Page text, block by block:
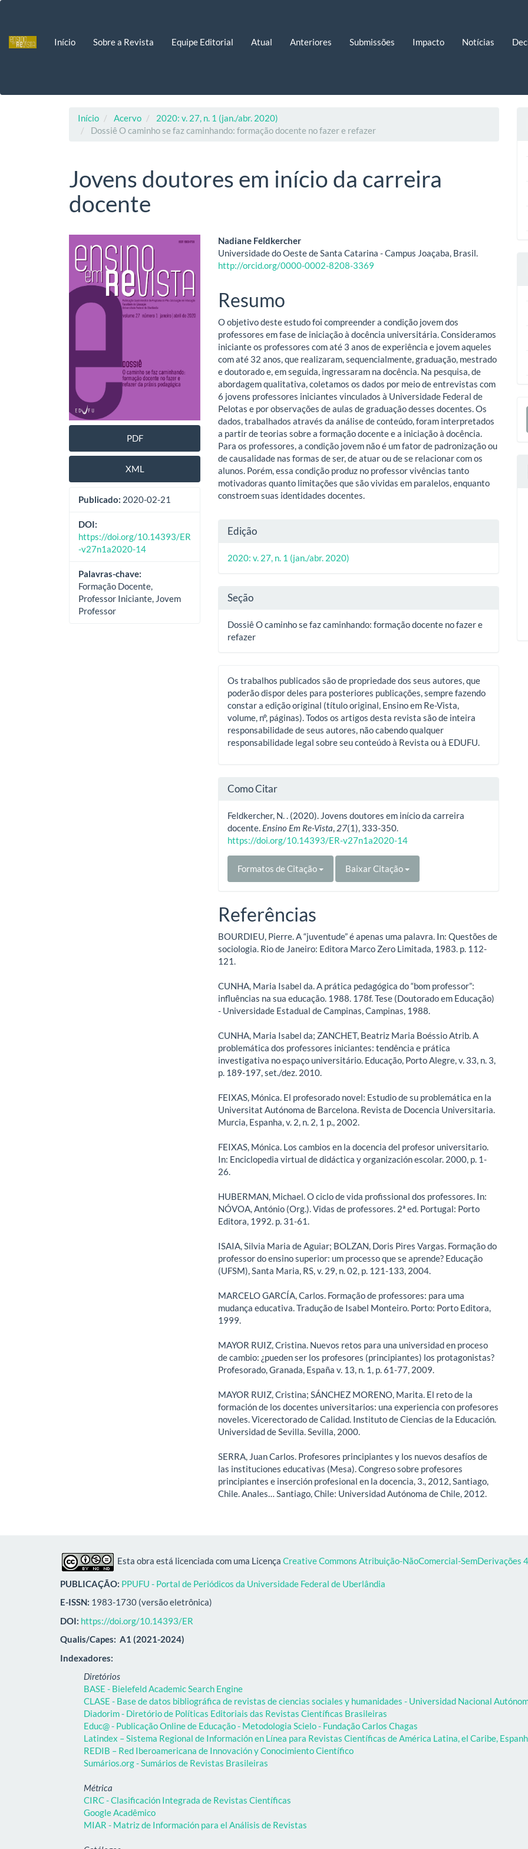
principalInício Sobre a Revista Equipe Editorial Atual Anteriores Submissões Impacto Notícias
Início Acervo
2020: v. 27, n. 1 (jan./abr. 2020)
Dossiê O caminho se faz caminhando: formação docente no fazer e refazer
Jovens doutores em início da carreira
docente
Barra
lateral
de
artigos
PDF
XML
Publicado: 2020-02-21
DOI:
https://doi.org/10.14393/ER
-v27n1a2020-14
Palavras-chave:
Formação Docente,
Professor Iniciante, Jovem
Professor
Conteúdo
do
principal
Nadiane Feldkercher
Universidade do Oeste de Santa Catarina - Campus Joaçaba, Brasil.
http://orcid.org/0000-0002-8208-3369
Resumo
O objetivo deste estudo foi compreender a condição jovem dos
professores em fase de iniciação à docência universitária. Consideramos
iniciante os professores com até 3 anos de experiência e jovem aqueles
com até 32 anos, que realizaram, sequencialmente, graduação, mestrado
e doutorado e, em seguida, ingressaram na docência. Na pesquisa, de
abordagem qualitativa, coletamos os dados por meio de entrevistas com
6 jovens professores iniciantes vinculados à Universidade Federal de
Pelotas e por observações de aulas de graduação desses docentes. Os
dados, trabalhados através da análise de conteúdo, foram interpretados
a partir de teorias sobre a formação docente e a iniciação à docência.
Para os professores, a condição jovem não é um fator de padronização ou
de causalidade nas formas de ser, de atuar ou de se relacionar com os
alunos. Porém, essa condição produz no professor vivências tanto
motivadoras quanto limitações que são vividas em paralelos, enquanto
constroem suas identidades docentes.
Detalhes
do
Edição
2020: v. 27, n. 1 (jan./abr. 2020)
Seção
Dossiê O caminho se faz caminhando: formação docente no fazer e
refazer
Os trabalhos publicados são de propriedade dos seus autores, que
poderão dispor deles para posteriores publicações, sempre fazendo
constar a edição original (título original, Ensino em Re-Vista,
volume, nº, páginas). Todos os artigos desta revista são de inteira
responsabilidade de seus autores, não cabendo qualquer
responsabilidade legal sobre seu conteúdo à Revista ou à EDUFU.
Como Citar
Feldkercher, N. . (2020). Jovens doutores em início da carreira
docente. Ensino Em Re-Vista 27(1), 333-350.
https://doi.org/10.14393/ER-v27n1a2020-14
Formatos de Citação Baixar Citação
Referências
BOURDIEU, Pierre. A “juventude” é apenas uma palavra. In: Questões de
sociologia. Rio de Janeiro: Editora Marco Zero Limitada, 1983. p. 112-
121.
CUNHA, Maria Isabel da. A prática pedagógica do “bom professor”:
influências na sua educação. 1988. 178f. Tese (Doutorado em Educação)
- Universidade Estadual de Campinas, Campinas, 1988.
CUNHA, Maria Isabel da; ZANCHET, Beatriz Maria Boéssio Atrib. A
problemática dos professores iniciantes: tendência e prática
investigativa no espaço universitário. Educação, Porto Alegre, v. 33, n. 3,
p. 189-197, set./dez. 2010.
FEIXAS, Mónica. El profesorado novel: Estudio de su problemática en la
Universitat Autónoma de Barcelona. Revista de Docencia Universitaria.
Murcia, Espanha, v. 2, n. 2, 1 p., 2002.
FEIXAS, Mónica. Los cambios en la docencia del profesor universitario.
In: Enciclopedia virtual de didáctica y organización escolar. 2000, p. 1-
26.
HUBERMAN, Michael. O ciclo de vida profissional dos professores. In:
NÓVOA, António (Org.). Vidas de professores. 2ª ed. Portugal: Porto
Editora, 1992. p. 31-61.
ISAIA, Silvia Maria de Aguiar; BOLZAN, Doris Pires Vargas. Formação do
professor do ensino superior: um processo que se aprende? Educação
(UFSM), Santa Maria, RS, v. 29, n. 02, p. 121-133, 2004.
MARCELO GARCÍA, Carlos. Formação de professores: para uma
mudança educativa. Tradução de Isabel Monteiro. Porto: Porto Editora,
1999.
MAYOR RUIZ, Cristina. Nuevos retos para una universidad en proceso
de cambio: ¿pueden ser los profesores (principiantes) los protagonistas?
Profesorado, Granada, España v. 13, n. 1, p. 61-77, 2009.
MAYOR RUIZ, Cristina; SÁNCHEZ MORENO, Marita. El reto de la
formación de los docentes universitarios: una experiencia con profesores
noveles. Vicerectorado de Calidad. Instituto de Ciencias de la Educación.
Universidad de Sevilla. Sevilla, 2000.
SERRA, Juan Carlos. Profesores principiantes y los nuevos desafíos de
las instituciones educativas (Mesa). Congreso sobre profesores
principiantes e inserción profesional en la docencia, 3., 2012, Santiago,
Chile. Anales… Santiago, Chile: Universidad Autónoma de Chile, 2012.
Esta obra está licenciada com uma Licença Creative Commons Atribuição-NãoComercial-SemDerivações
PUBLICAÇÃO: PPUFU - Portal de Periódicos da Universidade Federal de Uberlândia
E-ISSN: 1983-1730 (versão eletrônica)
DOI: https://doi.org/10.14393/ER
Qualis/Capes: A1 (2021-2024)
Indexadores:
Diretórios
BASE - Bielefeld Academic Search Engine
CLASE - Base de datos bibliográfica de revistas de ciencias sociales y humanidades - Universidad Nacional
Diadorim - Diretório de Políticas Editoriais das Revistas Científicas Brasileiras
Educ@ - Publicação Online de Educação - Metodologia Scielo - Fundação Carlos Chagas
Latindex – Sistema Regional de Información en Línea para Revistas Científicas de América Latina, el Caribe,
REDIB – Red Iberoamericana de Innovación y Conocimiento Científico
Sumários.org - Sumários de Revistas Brasileiras
Métrica
CIRC - Clasificación Integrada de Revistas Científicas
Google Acadêmico
MIAR - Matriz de Información para el Análisis de Revistas